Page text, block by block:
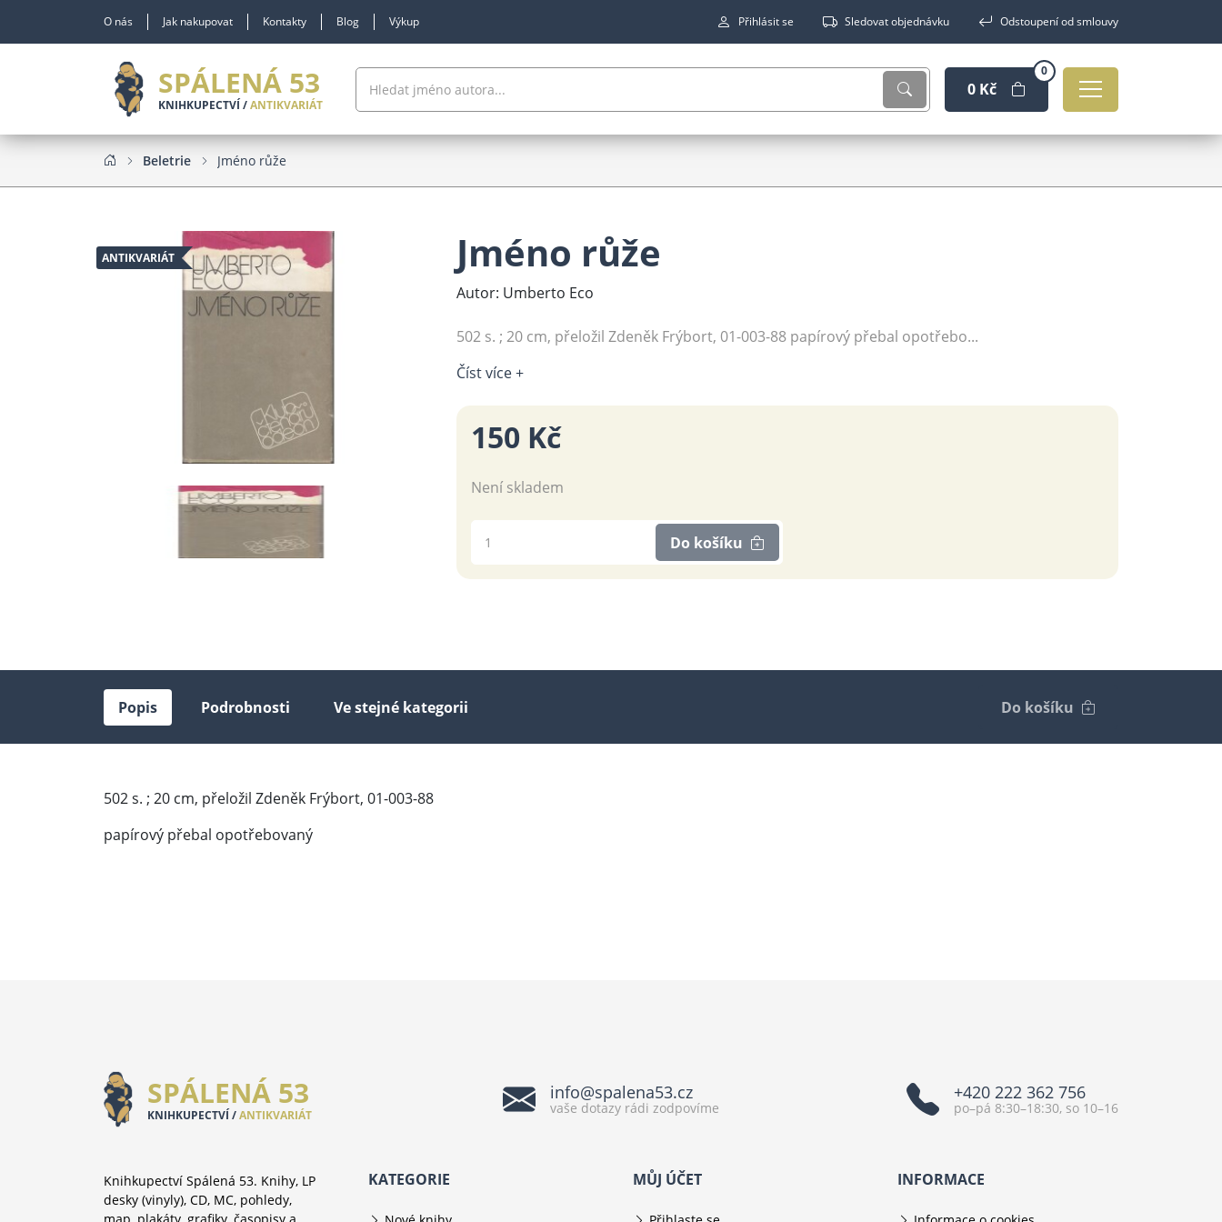
O nás Jak nakupovat Kontakty Blog Výkup Přihlásit se Sledovat objednávku Odstoupení od smlouvy
SPÁLENÁ 53
KNIHKUPECTVÍ /ANTIKVARIÁT
0 Kč
0
Beletrie Jméno růže
ANTIKVARIÁT Jméno růže
Autor: Umberto Eco
502 s. ; 20 cm, přeložil Zdeněk Frýbort, 01-003-88 papírový přebal opotřebo...
Číst více +
150 Kč
Není skladem
Do košíku
Popis Podrobnosti Ve stejné kategorii Do košíku
502 s. ; 20 cm, přeložil Zdeněk Frýbort, 01-003-88
papírový přebal opotřebovaný
SPÁLENÁ 53
KNIHKUPECTVÍ /ANTIKVARIÁT
info@spalena53.cz
vaše dotazy rádi zodpovíme
+420 222 362 756
po–pá 8:30–18:30, so 10–16
Knihkupectví Spálená 53. Knihy, LP
desky (vinyly), CD, MC, pohledy,
KATEGORIE MŮJ ÚČET INFORMACE